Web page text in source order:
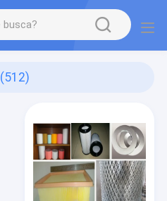
(512)